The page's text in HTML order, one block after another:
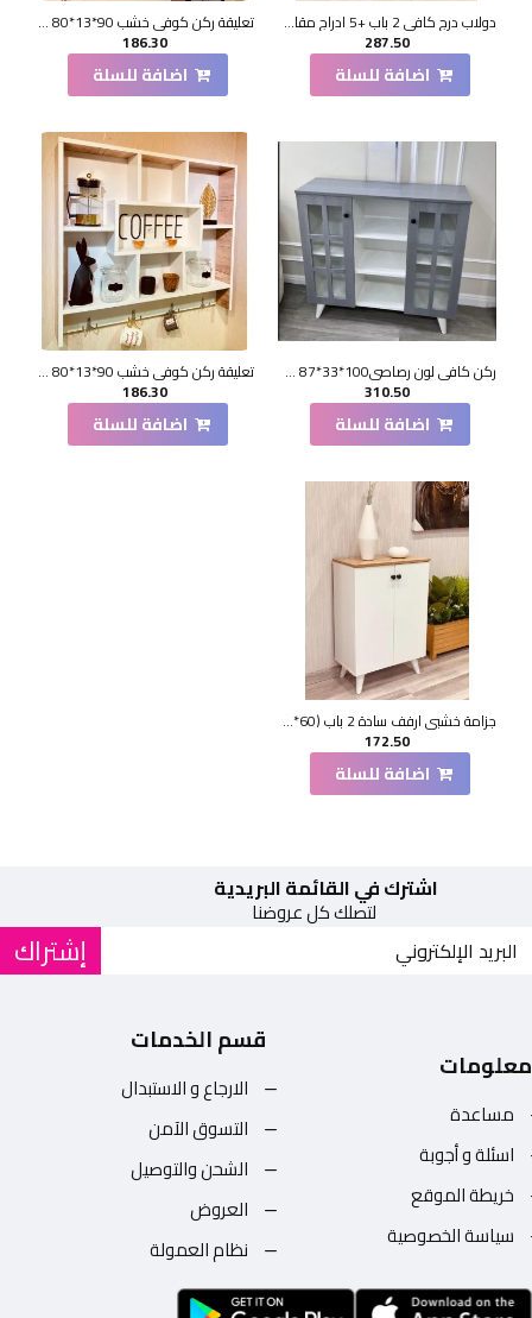
دولاب درج كافي 2 باب +5 ادراج مقاس100*33*85 سم
287.50
اضافة للسلة
تعليقة ركن كوفي خشب 90*13*80 سم
186.30
اضافة للسلة
ركن كافي لون رصاصي100*33*87 سم
310.50
اضافة للسلة
تعليقة ركن كوفي خشب 90*13*80 سم
186.30
اضافة للسلة
جزامة خشبي ارفف سادة 2 باب (60*33*90)سم
172.50
اضافة للسلة
اشترك في القائمة البريدية
لتصلك كل عروضنا
إشتراك
معلومات
مساعدة
اسئلة و أجوبة
خريطة الموقع
سياسة الخصوصية
قسم الخدمات
الارجاع و الاستبدال
التسوق الآمن
الشحن والتوصيل
العروض
نظام العمولة